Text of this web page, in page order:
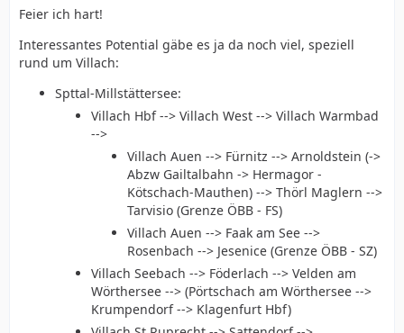
Feier ich hart!
Interessantes Potential gäbe es ja da noch viel, speziell
rund um Villach:
Spttal-Millstättersee:
Villach Hbf --> Villach West --> Villach Warmbad
-->
Villach Auen --> Fürnitz --> Arnoldstein (->
Abzw Gailtalbahn -> Hermagor -
Kötschach-Mauthen) --> Thörl Maglern -->
Tarvisio (Grenze ÖBB - FS)
Villach Auen --> Faak am See -->
Rosenbach --> Jesenice (Grenze ÖBB - SZ)
Villach Seebach --> Föderlach --> Velden am
Wörthersee --> (Pörtschach am Wörthersee -->
Krumpendorf --> Klagenfurt Hbf)